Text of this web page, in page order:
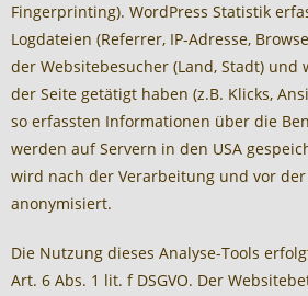
Fingerprinting). WordPress Statistik
Logdateien (Referrer, IP-Adresse,
der Websitebesucher (Land, Stadt) und
der Seite getätigt haben (z.B. Klicks,
so erfassten Informationen über die
werden auf Servern in den USA
wird nach der Verarbeitung und vor
anonymisiert.
Die Nutzung dieses Analyse-Tools
Art. 6 Abs. 1 lit. f DSGVO. Der